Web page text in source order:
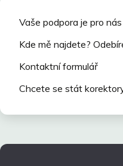
Vaše podpora je pro
Kde mě najdete?
Kontaktní formulář
Chcete se stát